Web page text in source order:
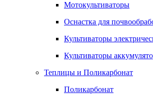
Мотокультиваторы
Оснастка для
Культиваторы
Культиваторы
Теплицы и Поликарбонат
Поликарбонат